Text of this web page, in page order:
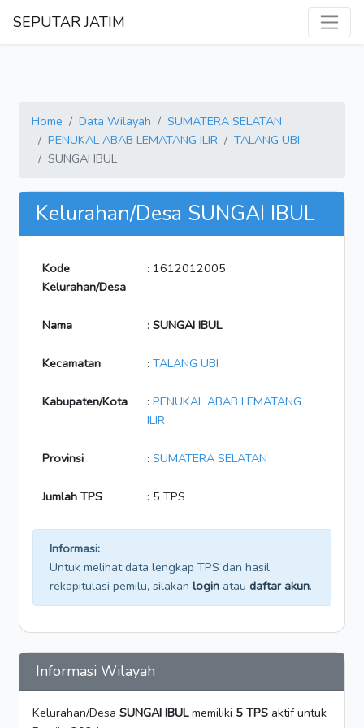
SEPUTAR JATIM
Home Data Wilayah
SUMATERA SELATAN
PENUKAL ABAB LEMATANG ILIR
TALANG UBI
SUNGAI IBUL
Kelurahan/Desa SUNGAI IBUL
Kode
Kelurahan/Desa
: 1612012005
Nama : SUNGAI IBUL
Kecamatan : TALANG UBI
Kabupaten/Kota : PENUKAL ABAB LEMATANG
ILIR
Provinsi : SUMATERA SELATAN
Jumlah TPS : 5 TPS
Informasi:
Untuk melihat data lengkap TPS dan hasil
rekapitulasi pemilu, silakan login atau daftar akun.
Informasi Wilayah
Kelurahan/Desa SUNGAI IBULmemiliki 5 TPS aktif untuk